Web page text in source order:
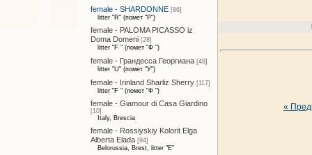
female - SHARDONNE [86]
litter "R" (помет "Р")
female - PALOMA PICASSO iz
Doma Domeni [28]
litter "F " (помет "Ф ")
female - Грандесса Георгиана [48]
litter "U" (помет "У")
female - Irinland Sharliz Sherry [117]
litter "F " (помет "Ф ")
female - Giamour di Casa Giardino
[10]
Italy, Brescia
female - Rossiyskiy Kolorit Elga
Alberta Elada [94]
Belorussia, Brest, litter "E"
«